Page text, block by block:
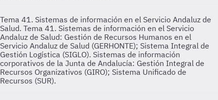
Tema 41. Sistemas de información en el Servicio Andaluz de
Salud. Tema 41. Sistemas de información en el Servicio
Andaluz de Salud: Gestión de Recursos Humanos en el
Servicio Andaluz de Salud (GERHONTE); Sistema Integral de
Gestión Logística (SIGLO). Sistemas de información
corporativos de la Junta de Andalucía: Gestión Integral de
Recursos Organizativos (GIRO); Sistema Unificado de
Recursos (SUR).